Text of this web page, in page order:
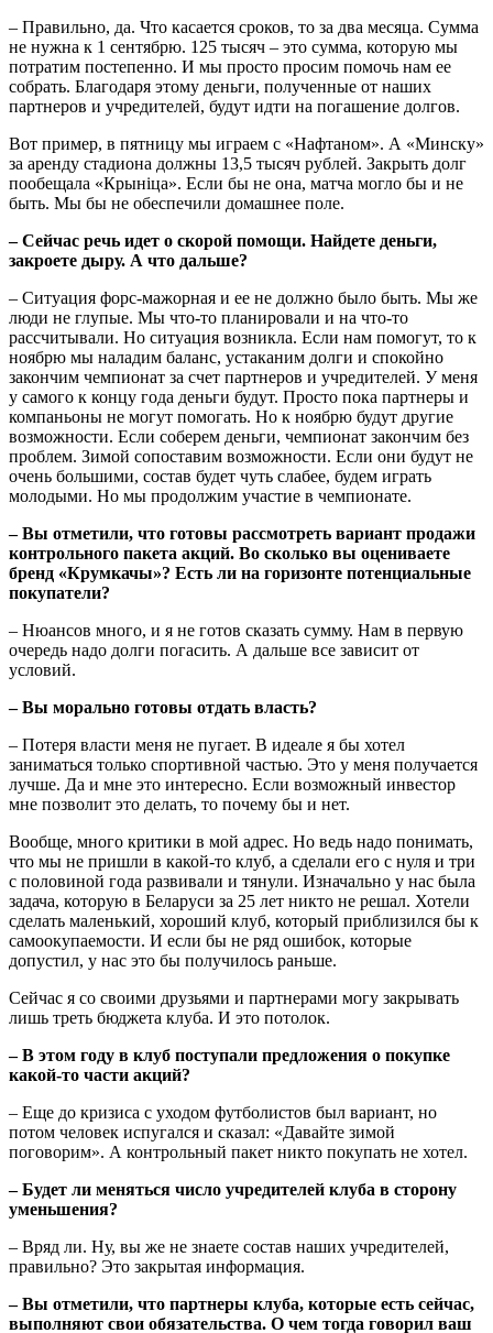
– Правильно, да. Что касается сроков, то за два месяца. Сумма
не нужна к 1 сентябрю. 125 тысяч – это сумма, которую мы
потратим постепенно. И мы просто просим помочь нам ее
собрать. Благодаря этому деньги, полученные от наших
партнеров и учредителей, будут идти на погашение долгов.
Вот пример, в пятницу мы играем с «Нафтаном». А «Минску»
за аренду стадиона должны 13,5 тысяч рублей. Закрыть долг
пообещала «Крынiца». Если бы не она, матча могло бы и не
быть. Мы бы не обеспечили домашнее поле.
– Сейчас речь идет о скорой помощи. Найдете деньги,
закроете дыру. А что дальше?
– Ситуация форс-мажорная и ее не должно было быть. Мы же
люди не глупые. Мы что-то планировали и на что-то
рассчитывали. Но ситуация возникла. Если нам помогут, то к
ноябрю мы наладим баланс, устаканим долги и спокойно
закончим чемпионат за счет партнеров и учредителей. У меня
у самого к концу года деньги будут. Просто пока партнеры и
компаньоны не могут помогать. Но к ноябрю будут другие
возможности. Если соберем деньги, чемпионат закончим без
проблем. Зимой сопоставим возможности. Если они будут не
очень большими, состав будет чуть слабее, будем играть
молодыми. Но мы продолжим участие в чемпионате.
– Вы отметили, что готовы рассмотреть вариант продажи
контрольного пакета акций. Во сколько вы оцениваете
бренд «Крумкачы»? Есть ли на горизонте потенциальные
покупатели?
– Нюансов много, и я не готов сказать сумму. Нам в первую
очередь надо долги погасить. А дальше все зависит от
условий.
– Вы морально готовы отдать власть?
– Потеря власти меня не пугает. В идеале я бы хотел
заниматься только спортивной частью. Это у меня получается
лучше. Да и мне это интересно. Если возможный инвестор
мне позволит это делать, то почему бы и нет.
Вообще, много критики в мой адрес. Но ведь надо понимать,
что мы не пришли в какой-то клуб, а сделали его с нуля и три
с половиной года развивали и тянули. Изначально у нас была
задача, которую в Беларуси за 25 лет никто не решал. Хотели
сделать маленький, хороший клуб, который приблизился бы к
самоокупаемости. И если бы не ряд ошибок, которые
допустил, у нас это бы получилось раньше.
Сейчас я со своими друзьями и партнерами могу закрывать
лишь треть бюджета клуба. И это потолок.
– В этом году в клуб поступали предложения о покупке
какой-то части акций?
– Еще до кризиса с уходом футболистов был вариант, но
потом человек испугался и сказал: «Давайте зимой
поговорим». А контрольный пакет никто покупать не хотел.
– Будет ли меняться число учредителей клуба в сторону
уменьшения?
– Вряд ли. Ну, вы же не знаете состав наших учредителей,
правильно? Это закрытая информация.
– Вы отметили, что партнеры клуба, которые есть сейчас,
выполняют свои обязательства. О чем тогда говорил ваш